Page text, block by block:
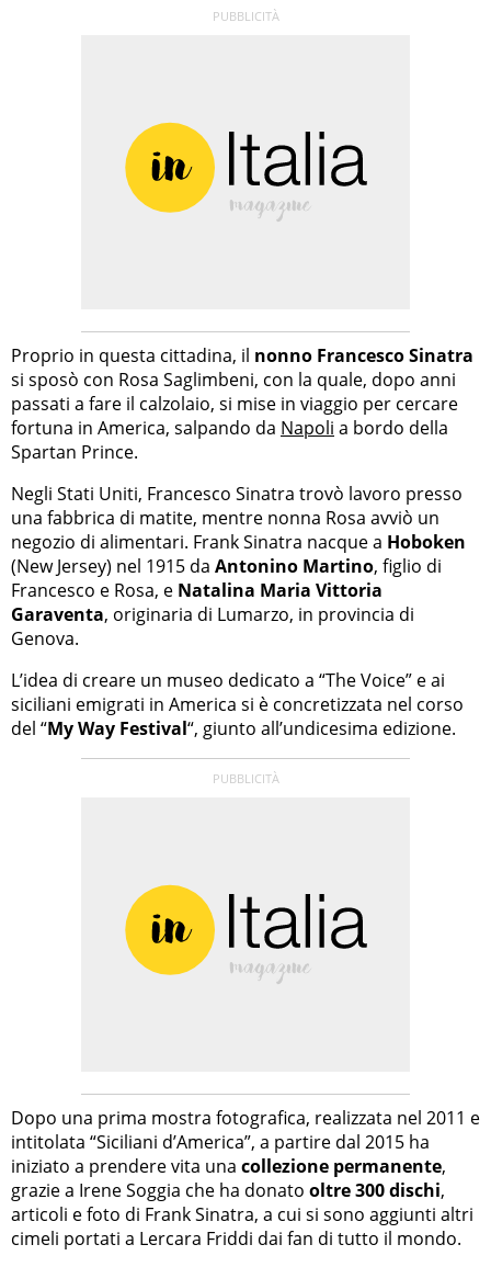
Proprio in questa cittadina, il nonno Francesco Sinatra
si sposò con Rosa Saglimbeni, con la quale, dopo anni
passati a fare il calzolaio, si mise in viaggio per cercare
fortuna in America, salpando da Napoli a bordo della
Spartan Prince.
Negli Stati Uniti, Francesco Sinatra trovò lavoro presso
una fabbrica di matite, mentre nonna Rosa avviò un
negozio di alimentari. Frank Sinatra nacque a Hoboken
(New Jersey) nel 1915 da Antonino Martino, figlio di
Francesco e Rosa, e Natalina Maria Vittoria
Garaventa, originaria di Lumarzo, in provincia di
Genova.
L’idea di creare un museo dedicato a “The Voice” e ai
siciliani emigrati in America si è concretizzata nel corso
del “My Way Festival“, giunto all’undicesima edizione.
Dopo una prima mostra fotografica, realizzata nel 2011 e
intitolata “Siciliani d’America”, a partire dal 2015 ha
iniziato a prendere vita una collezione permanente,
grazie a Irene Soggia che ha donato oltre 300 dischi,
articoli e foto di Frank Sinatra, a cui si sono aggiunti altri
cimeli portati a Lercara Friddi dai fan di tutto il mondo.